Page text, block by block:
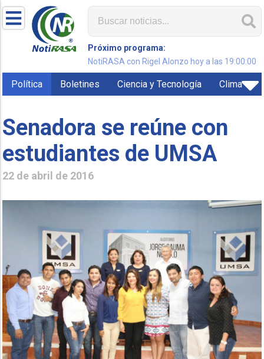
Próximo programa:
NotiRASA con Rigel Alonzo hoy a las 19:00:00
Política Boletines Ciencia y Tecnología Clima
Senadora se reúne con
estudiantes de UMSA
22 de abril de 2016